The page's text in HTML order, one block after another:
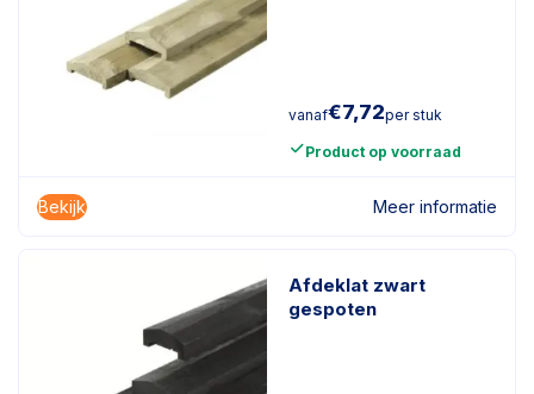
vanaf€7,72per stuk
Product op voorraad
Bekijk Meer informatie
Afdeklat zwart
gespoten